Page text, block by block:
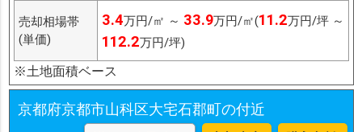
売却相場帯
(単価)
3.4万円/㎡ ～ 33.9万円/㎡(11.2万円/坪 ～
112.2万円/坪)
※土地面積ベース
京都府京都市山科区大宅石郡町の付近